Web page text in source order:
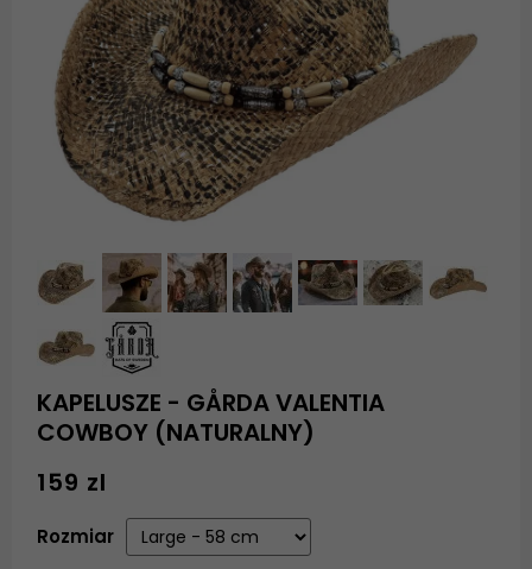
KAPELUSZE - GÅRDA VALENTIA
COWBOY (NATURALNY)
159 zl
Rozmiar